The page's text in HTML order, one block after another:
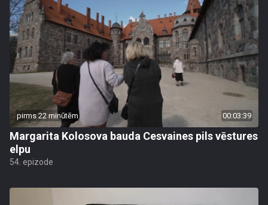
pirms 22 minūtēm 00:03:39
Margarita Kolosova bauda Cesvaines pils vēstures
elpu
54. epizode